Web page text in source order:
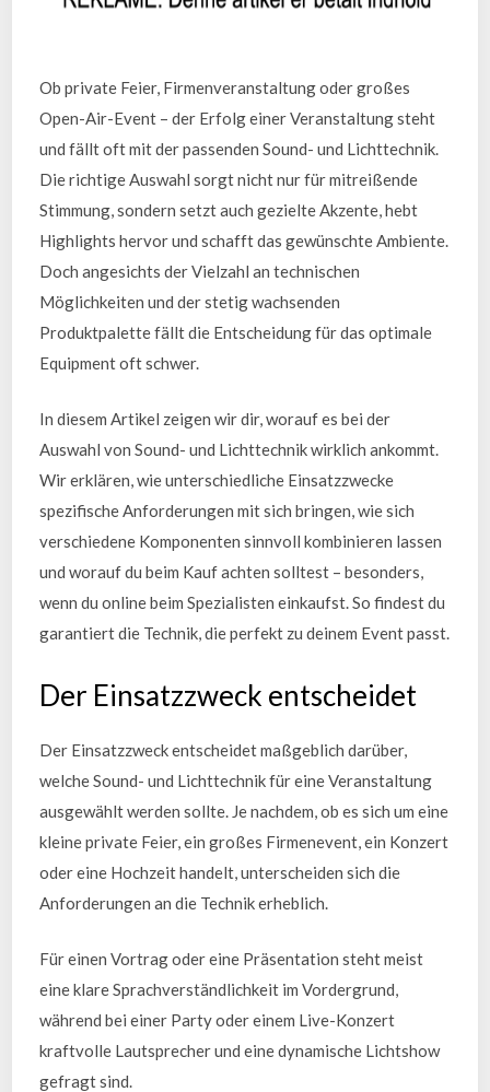
Ob private Feier, Firmenveranstaltung oder großes
Open-Air-Event – der Erfolg einer Veranstaltung steht
und fällt oft mit der passenden Sound- und Lichttechnik.
Die richtige Auswahl sorgt nicht nur für mitreißende
Stimmung, sondern setzt auch gezielte Akzente, hebt
Highlights hervor und schafft das gewünschte Ambiente.
Doch angesichts der Vielzahl an technischen
Möglichkeiten und der stetig wachsenden
Produktpalette fällt die Entscheidung für das optimale
Equipment oft schwer.
In diesem Artikel zeigen wir dir, worauf es bei der
Auswahl von Sound- und Lichttechnik wirklich ankommt.
Wir erklären, wie unterschiedliche Einsatzzwecke
spezifische Anforderungen mit sich bringen, wie sich
verschiedene Komponenten sinnvoll kombinieren lassen
und worauf du beim Kauf achten solltest – besonders,
wenn du online beim Spezialisten einkaufst. So findest du
garantiert die Technik, die perfekt zu deinem Event passt.
Der Einsatzzweck entscheidet
Der Einsatzzweck entscheidet maßgeblich darüber,
welche Sound- und Lichttechnik für eine Veranstaltung
ausgewählt werden sollte. Je nachdem, ob es sich um eine
kleine private Feier, ein großes Firmenevent, ein Konzert
oder eine Hochzeit handelt, unterscheiden sich die
Anforderungen an die Technik erheblich.
Für einen Vortrag oder eine Präsentation steht meist
eine klare Sprachverständlichkeit im Vordergrund,
während bei einer Party oder einem Live-Konzert
kraftvolle Lautsprecher und eine dynamische Lichtshow
gefragt sind.